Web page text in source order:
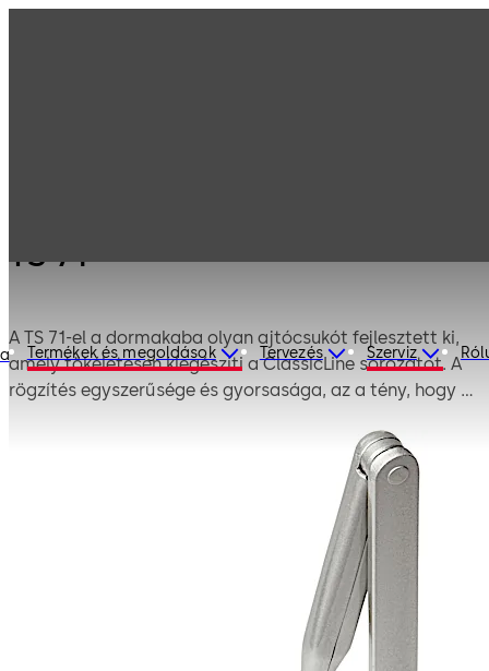
Termékek és megoldások Tervezés Szerviz
TS 71
A TS 71-el a dormakaba olyan ajtócsukót fejlesztett ki,
amely tökéletesen kiegészíti a ClassicLine sorozatot. A
rögzítés egyszerűsége és gyorsasága, az a tény, hogy a
versenyképes ára, ideális választássá teszik a TS 71-et